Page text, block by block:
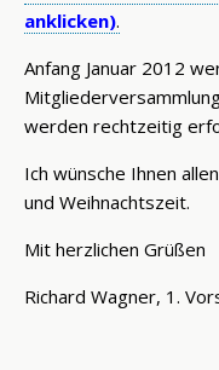
anklicken).
Anfang Januar 2012
werden rechtzeitig
Ich wünsche Ihnen
und Weihnachtszeit.
Mit herzlichen Grüßen
Richard Wagner, 1.